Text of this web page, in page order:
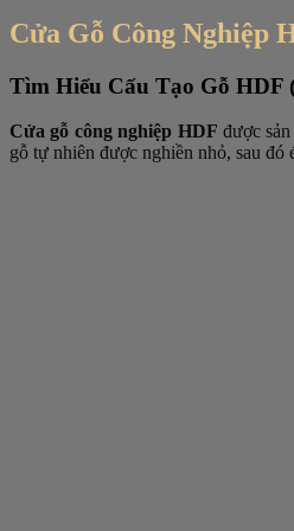
Cửa Gỗ Công Nghiệp
Tìm Hiểu Cấu Tạo Gỗ HDF
Cửa gỗ công nghiệp HDF được
gỗ tự nhiên được nghiền nhỏ, sau